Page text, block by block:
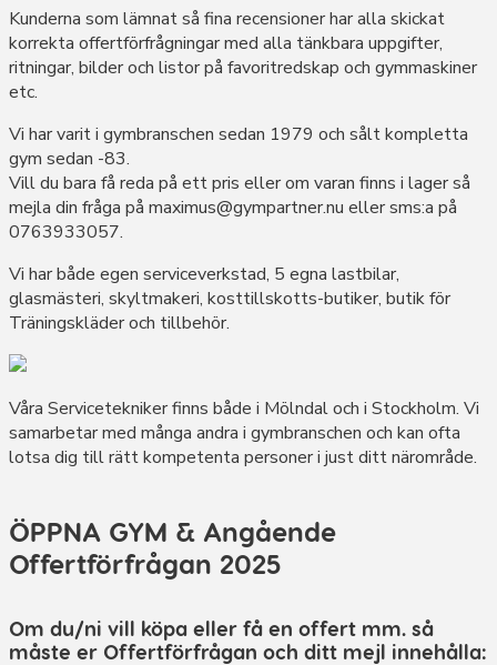
Kunderna som lämnat så fina recensioner har alla skickat
korrekta offertförfrågningar med alla tänkbara uppgifter,
ritningar, bilder och listor på favoritredskap och gymmaskiner
etc.
Vi har varit i gymbranschen sedan 1979 och sålt kompletta
gym sedan -83.
Vill du bara få reda på ett pris eller om varan finns i lager så
mejla din fråga på maximus@gympartner.nu eller sms:a på
0763933057.
Vi har både egen serviceverkstad, 5 egna lastbilar,
glasmästeri, skyltmakeri, kosttillskotts-butiker, butik för
Träningskläder och tillbehör.
Våra Servicetekniker finns både i Mölndal och i Stockholm. Vi
samarbetar med många andra i gymbranschen och kan ofta
lotsa dig till rätt kompetenta personer i just ditt närområde.
ÖPPNA GYM & Angående
Offertförfrågan 2025
Om du/ni vill köpa eller få en offert mm. så
måste er Offertförfrågan och ditt mejl innehålla: